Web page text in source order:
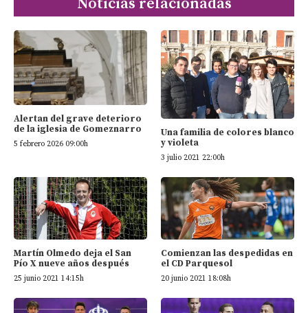
Noticias relacionadas
Alertan del grave deterioro
de la iglesia de Gomeznarro
5 febrero 2026 09:00h
Una familia de colores blanco
y violeta
3 julio 2021 22:00h
Martín Olmedo deja el San
Pío X nueve años después
25 junio 2021 14:15h
Comienzan las despedidas en
el CD Parquesol
20 junio 2021 18:08h